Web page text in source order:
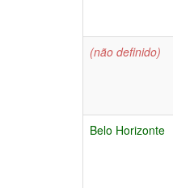
(não definido)
Belo Horizonte